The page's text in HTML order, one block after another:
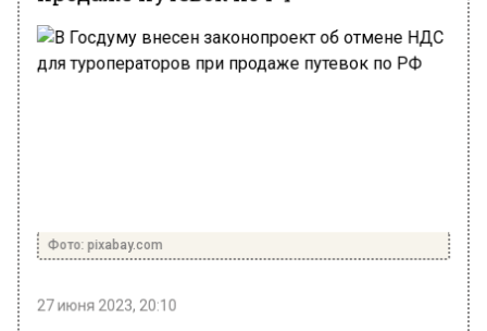
Фото: pixabay.com
27 июня 2023, 20:10